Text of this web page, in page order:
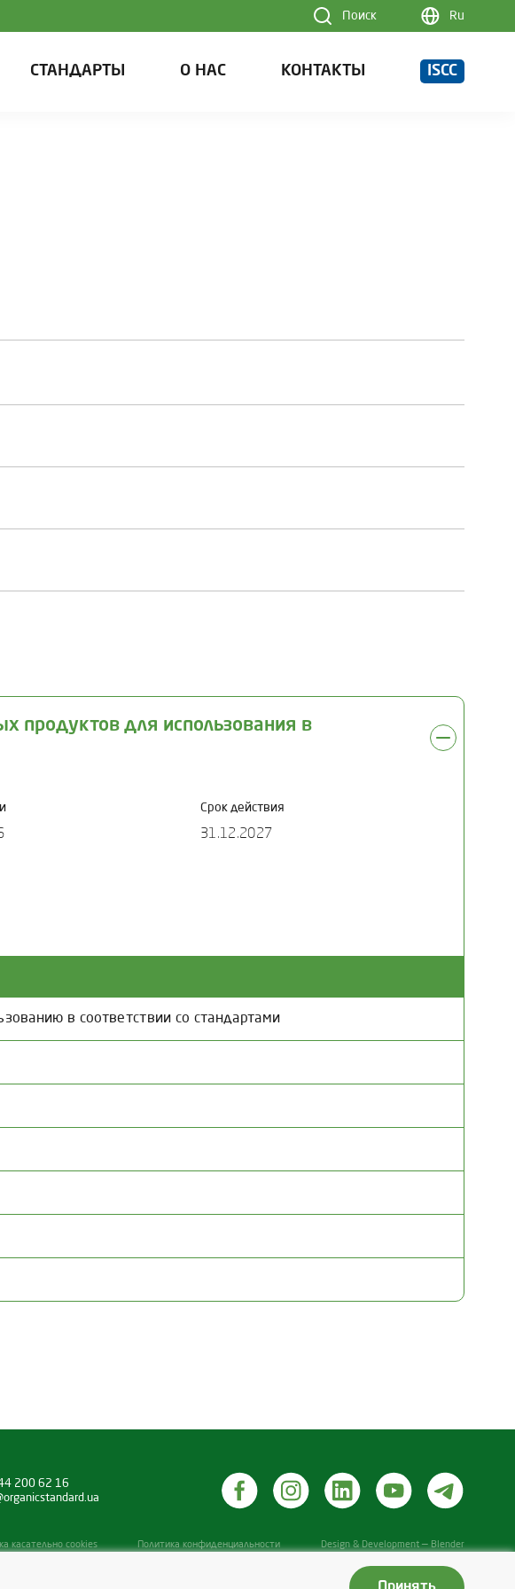
Поиск Ru
СТАНДАРТЫ О НАС КОНТАКТЫ ISCC
продуктов для использования в
Срок действия
31.12.2027
в соответствии со стандартами
200 62 16
касательно cookies Политика конфиденциальности Design & Development — Blender